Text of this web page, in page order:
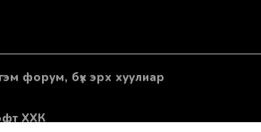
форум, бүх эрх хуулиар
ХХК